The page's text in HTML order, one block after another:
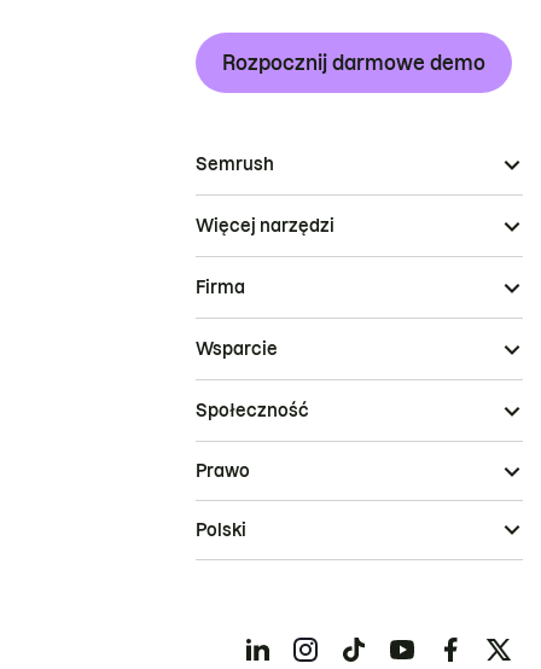
Rozpocznij darmowe demo
Semrush
Więcej narzędzi
Firma
Wsparcie
Społeczność
Prawo
Polski